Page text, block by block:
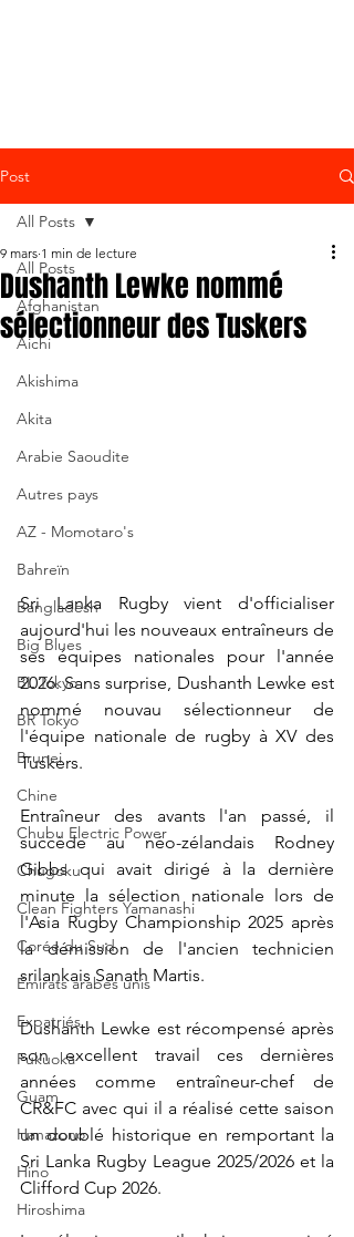
Post
All Posts
Afghanistan
Aichi
Akishima
Akita
Arabie Saoudite
Autres pays
AZ - Momotaro's
Bahreïn
Bangladesh
Big Blues
BL Tokyo
BR Tokyo
Brunei
Chine
Chubu Electric Power
Chugoku
Clean Fighters Yamanashi
Corée du Sud
Emirats arabes unis
Expatriés
Fukuoka
Guam
Hanazono
Hino
Hiroshima
All Posts
Dushanth Lewke nommé
sélectionneur des Tuskers
9 mars 1 min de lecture
Sri Lanka Rugby vient d'officialiser
aujourd'hui les nouveaux entraîneurs de
ses équipes nationales pour l'année
2026. Sans surprise, Dushanth Lewke est
nommé nouvau sélectionneur de
l'équipe nationale de rugby à XV des
Tuskers.
Entraîneur des avants l'an passé, il
succède au néo-zélandais Rodney
Gibbs qui avait dirigé à la dernière
minute la sélection nationale lors de
l'Asia Rugby Championship 2025 après
la démission de l'ancien technicien
srilankais Sanath Martis.
Dushanth Lewke est récompensé après
son excellent travail ces dernières
années comme entraîneur-chef de
CR&FC avec qui il a réalisé cette saison
un doublé historique en remportant la
Sri Lanka Rugby League 2025/2026 et la
Clifford Cup 2026.